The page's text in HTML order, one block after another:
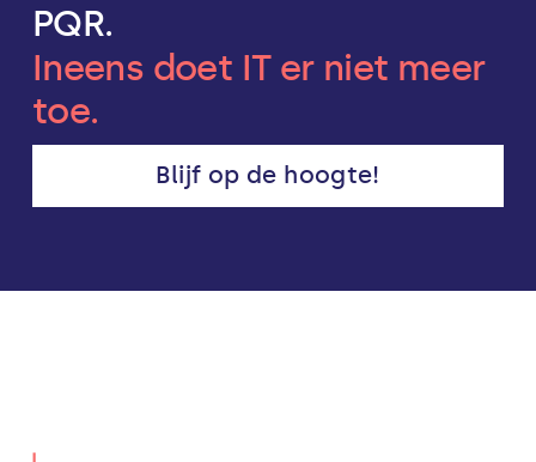
PQR.
Ineens doet IT er niet meer
toe.
Blijf op de hoogte!